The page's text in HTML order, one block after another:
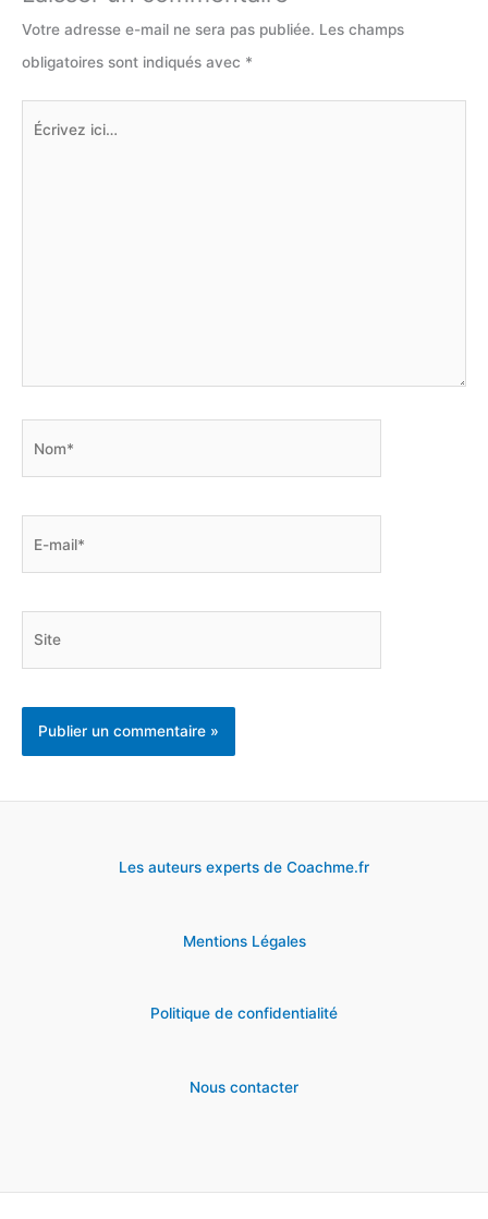
Votre adresse e-mail ne sera pas publiée. Les champs
obligatoires sont indiqués avec *
Les auteurs experts de Coachme.fr
Mentions Légales
Politique de confidentialité
Nous contacter